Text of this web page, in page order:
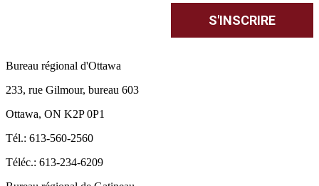
Bureau régional d'Ottawa
233, rue Gilmour, bureau 603
Ottawa, ON K2P 0P1
Tél.: 613-560-2560
Téléc.: 613-234-6209